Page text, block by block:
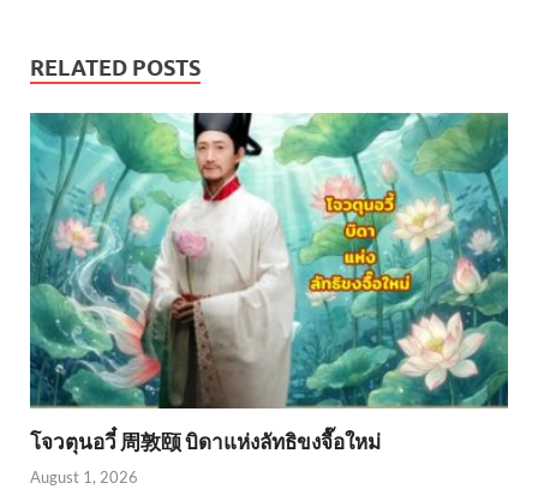
RELATED POSTS
โจวตุนอวี๋ 周敦颐 บิดาแห่งลัทธิขงจื๊อใหม่
August 1, 2026